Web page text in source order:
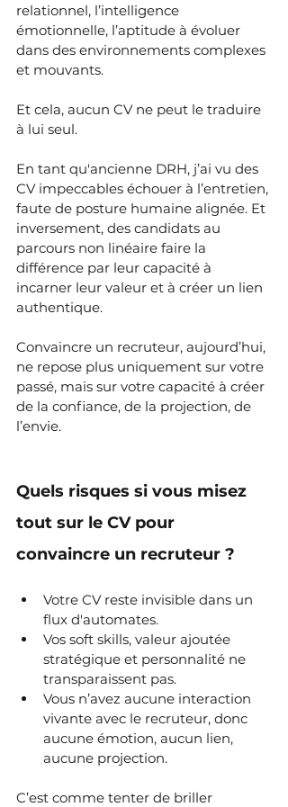
relationnel, l’intelligence
émotionnelle, l’aptitude à évoluer
dans des environnements complexes
et mouvants.
Et cela, aucun CV ne peut le traduire
à lui seul.
En tant qu'ancienne DRH, j’ai vu des
CV impeccables échouer à l’entretien,
faute de posture humaine alignée. Et
inversement, des candidats au
parcours non linéaire faire la
différence par leur capacité à
incarner leur valeur et à créer un lien
authentique.
Convaincre un recruteur, aujourd’hui,
ne repose plus uniquement sur votre
passé, mais sur votre capacité à créer
de la confiance, de la projection, de
l’envie.
Quels risques si vous misez
tout sur le CV pour
convaincre un recruteur ?
Votre CV reste invisible dans un
flux d'automates.
Vos soft skills, valeur ajoutée
stratégique et personnalité ne
transparaissent pas.
Vous n’avez aucune interaction
vivante avec le recruteur, donc
aucune émotion, aucun lien,
aucune projection.
C’est comme tenter de briller